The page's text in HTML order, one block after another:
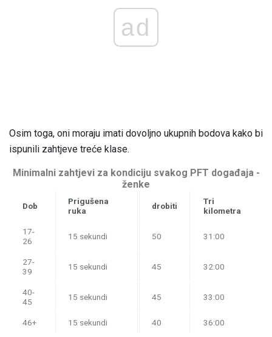
ad
Osim toga, oni moraju imati dovoljno ukupnih bodova kako bi
ispunili zahtjeve treće klase.
Minimalni zahtjevi za kondiciju svakog PFT događaja -
ženke
Dob
Prigušena
ruka
drobiti
Tri
kilometra
17-
26
15 sekundi 50 31:00
27-
39
15 sekundi 45 32:00
40-
45
15 sekundi 45 33:00
46+ 15 sekundi 40 36:00